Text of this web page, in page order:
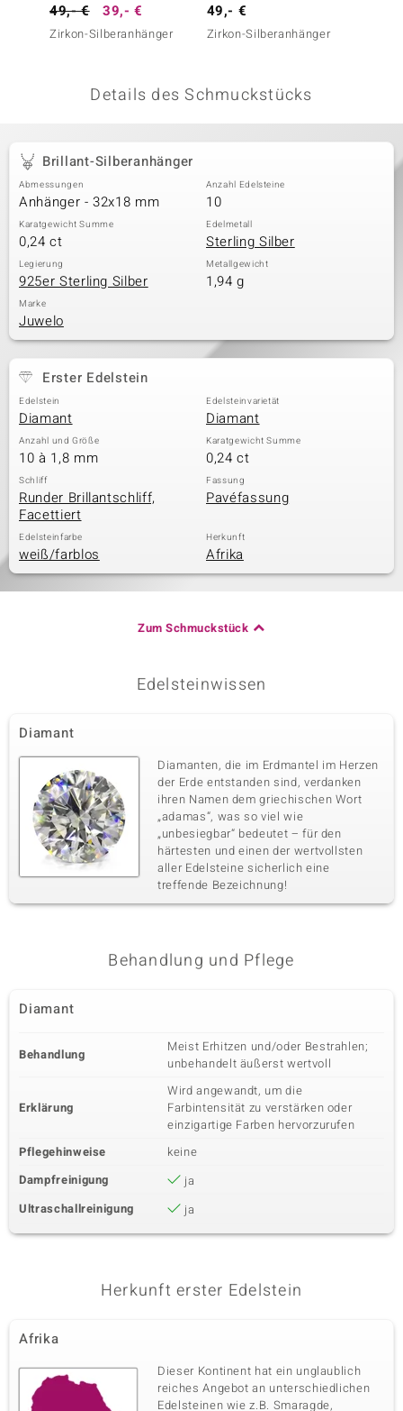
Classics
49,- € 39,- €
Zirkon-Silberanhänger
49,- €
Zirkon-Silberanhänger
Details des Schmuckstücks
Brillant-Silberanhänger
Abmessungen
Anhänger - 32x18 mm
Anzahl Edelsteine
10
Karatgewicht Summe
0,24 ct
Edelmetall
Sterling Silber
Legierung
925er Sterling Silber
Metallgewicht
1,94 g
Marke
Juwelo
Erster Edelstein
Edelstein
Diamant
Edelsteinvarietät
Diamant
Anzahl und Größe
10 à 1,8 mm
Karatgewicht Summe
0,24 ct
Schliff
Runder Brillantschliff,
Facettiert
Fassung
Pavéfassung
Edelsteinfarbe
weiß/farblos
Herkunft
Afrika
Zum Schmuckstück
Edelsteinwissen
Diamant
Diamanten, die im Erdmantel im Herzen
der Erde entstanden sind, verdanken
ihren Namen dem griechischen Wort
„adamas“, was so viel wie
„unbesiegbar“ bedeutet – für den
härtesten und einen der wertvollsten
aller Edelsteine sicherlich eine
treffende Bezeichnung!
Behandlung und Pflege
Diamant
Behandlung
Meist Erhitzen und/oder Bestrahlen;
unbehandelt äußerst wertvoll
Erklärung
Wird angewandt, um die
Farbintensität zu verstärken oder
einzigartige Farben hervorzurufen
Pflegehinweise
keine
Dampfreinigung
ja
Ultraschallreinigung
ja
Herkunft erster Edelstein
Afrika
Dieser Kontinent hat ein unglaublich
reiches Angebot an unterschiedlichen
Edelsteinen wie z.B. Smaragde,